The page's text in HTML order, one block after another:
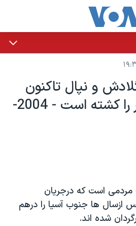
و نپال تاکنون
بيش از ۱۶۰۰ نفر را کشته است - 2004-
است که درجريان
ازسال ها جنوب آسيا را درهم
شده اند.